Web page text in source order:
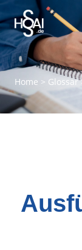
Home > Glossar